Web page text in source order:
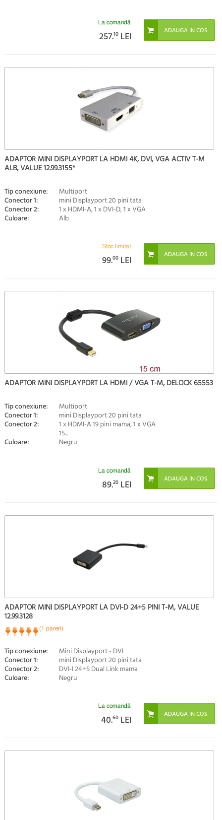
La comandă
257.10 LEI
ADAPTOR MINI DISPLAYPORT LA HDMI 4K, DVI, VGA ACTIV T-M
ALB, VALUE 12.99.3155*
Tip conexiune: Multiport
Conector 1: mini Displayport 20 pini tata
Conector 2: 1 x HDMI-A, 1 x DVI-D, 1 x VGA
Culoare: Alb
Stoc limitat
99.00 LEI
ADAPTOR MINI DISPLAYPORT LA HDMI / VGA T-M, DELOCK 65553
Tip conexiune: Multiport
Conector 1: mini Displayport 20 pini tata
Conector 2: 1 x HDMI-A 19 pini mama, 1 x VGA
15...
Culoare: Negru
La comandă
89.20 LEI
ADAPTOR MINI DISPLAYPORT LA DVI-D 24+5 PINI T-M, VALUE
12.99.3128
(1 pareri)
Tip conexiune: Mini Displayport - DVI
Conector 1: mini Displayport 20 pini tata
Conector 2: DVI-I 24+5 Dual Link mama
Culoare: Negru
La comandă
40.60 LEI